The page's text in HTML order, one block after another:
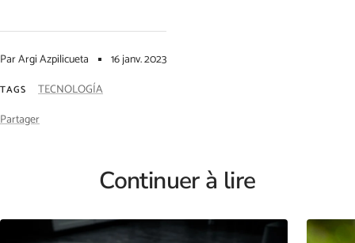
Par Argi Azpilicueta 16 janv. 2023
TAGS
TECNOLOGÍA
Partager
Continuer à lire